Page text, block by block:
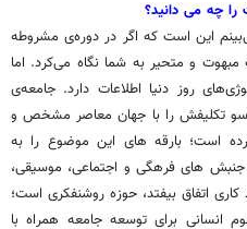
چه می دانید؟
این است که اگر در دوره‌ی مشروطه
و متحیر به شما نگاه می‌کرد. اما
روز دنیا اطلاعات دارد. جامعه‌ی
۹۰ شمسی به این سو تکلیفش را با جهان معاصر مشخص و
است؛ بارقه های این موضوع را به
جنبش های فرهگی و اجتماعی، موسیقی،
کاری اتفاق بیفتد، حوزه روشنفکری است؛
انسانی برای توسعه جامعه همراه با